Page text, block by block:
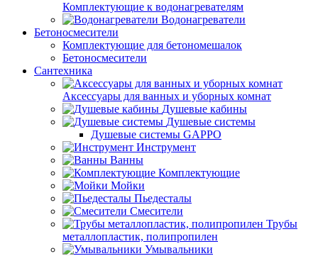
Комплектующие к водонагревателям
Водонагреватели
Бетоносмесители
Комплектующие для бетономешалок
Бетоносмесители
Сантехника
Аксессуары для ванных и уборных комнат
Душевые кабины
Душевые системы
Душевые системы GAPPO
Инструмент
Ванны
Комплектующие
Мойки
Пьедесталы
Смесители
Трубы
металлопластик, полипропилен
Умывальники